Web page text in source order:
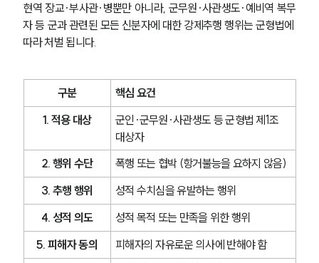
현역 장교·부사관·병뿐만 아니라, 군무원·사관생도·예비역 복무
자 등 군과 관련된 모든 신분자에 대한 강제추행 행위는 군형법에
따라 처벌 됩니다.
구분
핵심 요건
1. 적용 대상
군인·군무원·사관생도 등 군형법 제1조
대상자
2. 행위 수단
폭행 또는 협박 (항거불능을 요하지 않음)
3. 추행 행위
성적 수치심을 유발하는 행위
4. 성적 의도
성적 목적 또는 만족을 위한 행위
5. 피해자 동의
피해자의 자유로운 의사에 반해야 함